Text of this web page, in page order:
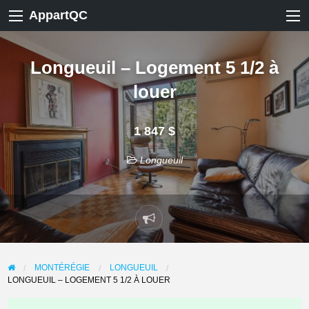
AppartQC
Longueuil – Logement 5 1/2 à
louer
1 847 $
Longueuil
Signaler
un
problème
MONTÉRÉGIE
LONGUEUIL
LONGUEUIL – LOGEMENT 5 1/2 À LOUER